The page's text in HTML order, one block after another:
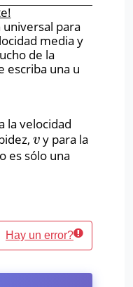
para
media y
de la
escriba una u
la velocidad
v
v y para la
es sólo una
Hay un error?